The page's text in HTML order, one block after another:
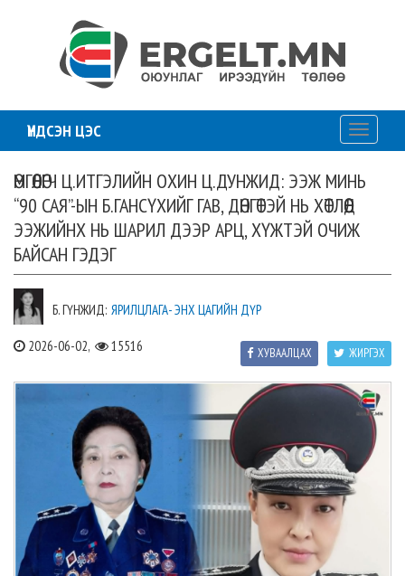
ҮНДСЭН ЦЭС
Toggle
ӨМГӨӨЛӨГЧ Ц.ИТГЭЛИЙН ОХИН Ц.ДУНЖИД: ЭЭЖ МИНЬ
“90 САЯ”-ЫН Б.ГАНСҮХИЙГ ГАВ, ДӨНГӨТЭЙ НЬ ХӨТЛӨӨД
ЭЭЖИЙНХ НЬ ШАРИЛ ДЭЭР АРЦ, ХҮЖТЭЙ ОЧИЖ
БАЙСАН ГЭДЭГ
Б. ГҮНЖИД: ЯРИЛЦЛАГА- ЭНХ ЦАГИЙН ДҮР
2026-06-02, 15516 ЖИРГЭХ
ХУВААЛЦАХ